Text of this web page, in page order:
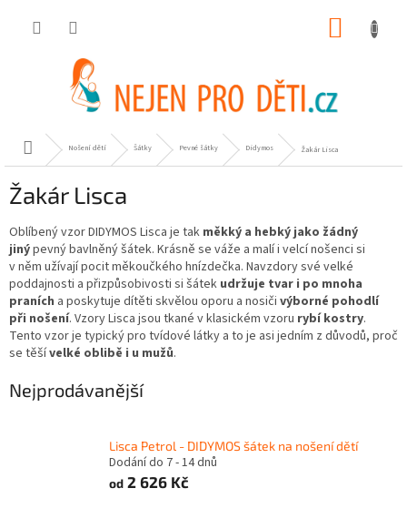
Domů Nošení dětí Šátky Pevné šátky Didymos Žakár Lisca
Žakár Lisca
Oblíbený vzor DIDYMOS Lisca je tak měkký a hebký jako žádný
jinýpevný bavlněný šátek. Krásně se váže a malí i velcí nošenci si
v něm užívají pocit měkoučkého hnízdečka. Navzdory své velké
poddajnosti a přizpůsobivosti si šátek udržuje tvar i po mnoha
praních a poskytuje dítěti skvělou oporu a nosiči výborné pohodlí
při nošení. Vzory Lisca jsou tkané v klasickém vzoru rybí kostry.
Tento vzor je typický pro tvídové látky a to je asi jedním z důvodů, proč
se těšívelké oblibě i u mužů.
Nejprodávanější
Lisca Petrol - DIDYMOS šátek na nošení dětí
Dodání do 7 - 14 dnů
od 2 626 Kč